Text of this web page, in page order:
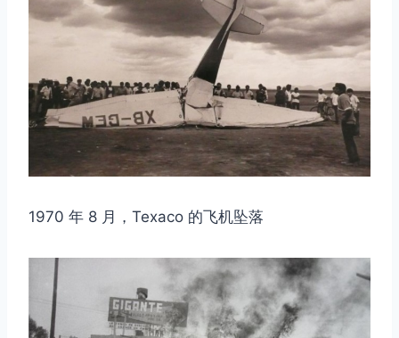
1970 年 8 月，Texaco 的飞机坠落